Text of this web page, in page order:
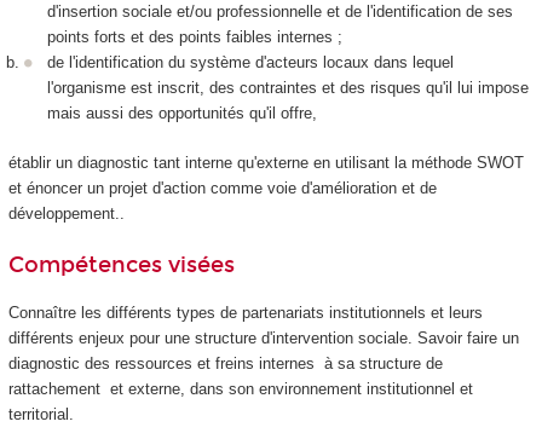
d'insertion sociale et/ou professionnelle et de l'identification de ses
points forts et des points faibles internes ;
de l'identification du système d'acteurs locaux dans lequel
l'organisme est inscrit, des contraintes et des risques qu'il lui impose
mais aussi des opportunités qu'il offre,
établir un diagnostic tant interne qu'externe en utilisant la méthode SWOT
et énoncer un projet d'action comme voie d'amélioration et de
développement..
Compétences visées
Connaître les différents types de partenariats institutionnels et leurs
différents enjeux pour une structure d'intervention sociale. Savoir faire un
diagnostic des ressources et freins internes à sa structure de
rattachement et externe, dans son environnement institutionnel et
territorial.